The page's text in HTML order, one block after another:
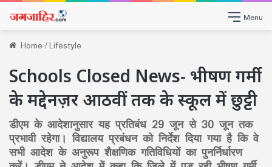
Menu
Home/Lifestyle
Schools Closed News- भीषण गर्मी
के मद्देनज़र आठवीं तक के स्कूल में छुट्टी
डीएम के आदेशानुसार यह प्रतिबंध 29 जून से 30 जून तक
प्रभावी रहेगा। विद्यालय प्रबंधन को निर्देश दिया गया है कि वे
सभी आदेश के अनुरूप शैक्षणिक गतिविधियों का पुनर्निर्धारण